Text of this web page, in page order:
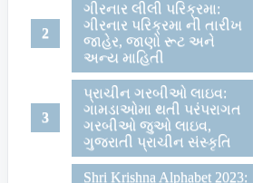
ગીરનાર લીલી પરિક્રમા:
ગીરનાર પરિક્રમા ની તારીખ
જાહેર, જાણો રૂટ અને
અન્ય માહિતી
પ્રાચીન ગરબીઓ લાઇવ:
ગામડાઓમા થતી પરંપરાગત
ગરબીઓ જુઓ લાઇવ,
ગુજરાતી પ્રાચીન સંસ્કૃતિ
Shri Krishna Alphabet 2023: